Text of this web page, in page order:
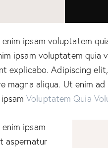
ipsam voluptatem
ipsam voluptatem quia
explicabo. Adipiscing
magna aliqua. Ut enim
ipsamVoluptatem Quia
ipsam
aspernatur